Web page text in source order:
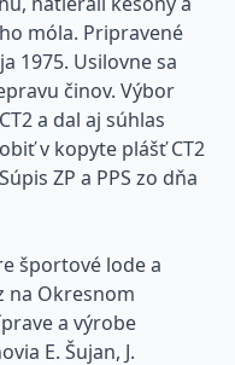
móla. Pripravené
1975. Usilovne sa
činov. Výbor
a dal aj súhlas
v kopyte plášť CT2
ZP a PPS zo dňa
športové lode a
na Okresnom
a výrobe
E. Šujan, J.